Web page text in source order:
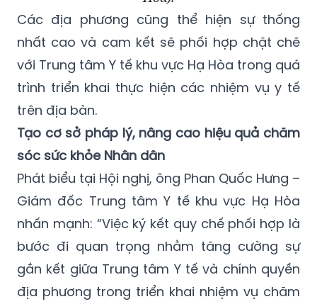
Các địa phương cũng thể hiện sự thống
nhất cao và cam kết sẽ phối hợp chặt chẽ
với Trung tâm Y tế khu vực Hạ Hòa trong quá
trình triển khai thực hiện các nhiệm vụ y tế
trên địa bàn.
Tạo cơ sở pháp lý, nâng cao hiệu quả chăm
sóc sức khỏe Nhân dân
Phát biểu tại Hội nghị, ông Phan Quốc Hưng –
Giám đốc Trung tâm Y tế khu vực Hạ Hòa
nhấn mạnh: “Việc ký kết quy chế phối hợp là
bước đi quan trọng nhằm tăng cường sự
gắn kết giữa Trung tâm Y tế và chính quyền
địa phương trong triển khai nhiệm vụ chăm